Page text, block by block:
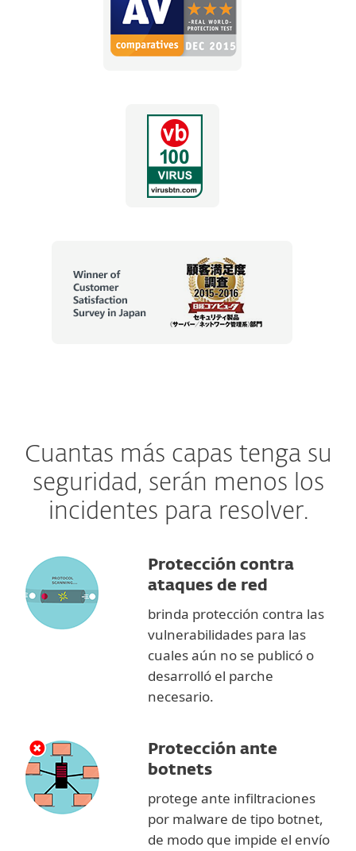
Cuantas más capas tenga su
seguridad, serán menos los
incidentes para resolver.
Protección contra
ataques de red
brinda protección contra las
vulnerabilidades para las
cuales aún no se publicó o
desarrolló el parche
necesario.
Protección ante
botnets
protege ante infiltraciones
por malware de tipo botnet,
de modo que impide el envío